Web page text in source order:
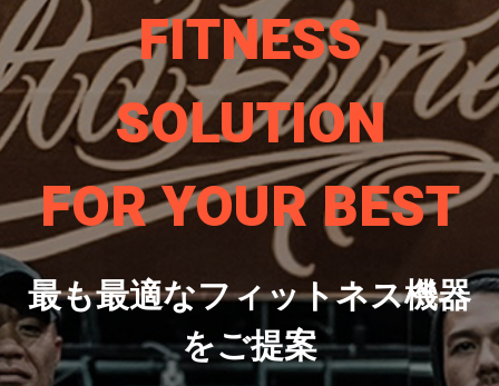
FITNESS
SOLUTION
FOR YOUR BEST
最も最適なフィットネス機器
をご提案